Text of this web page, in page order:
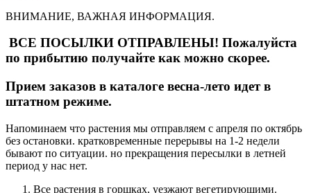
ВНИМАНИЕ, ВАЖНАЯ ИНФОРМАЦИЯ.
ВСЕ ПОСЫЛКИ ОТПРАВЛЕНЫ! Пожалуйста
по прибытию получайте как можно скорее.
Прием заказов в каталоге весна-лето идет в
штатном режиме.
Напоминаем что растения мы отправляем с апреля по октябрь
без остановки. кратковременные перерывы на 1-2 недели
бывают по ситуации. но прекращения пересылки в летней
период у нас нет.
Все растения в горшках, уезжают вегетирующими.